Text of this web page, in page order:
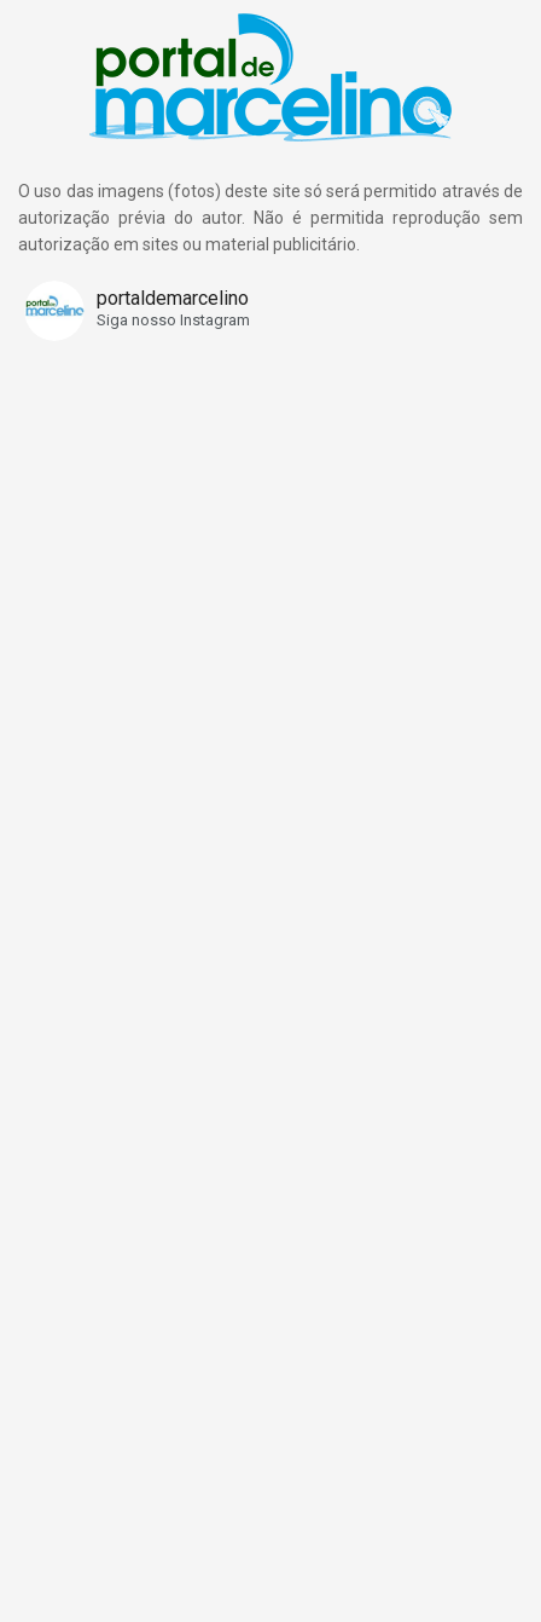
O uso das imagens (fotos) deste site só será permitido através de
autorização prévia do autor. Não é permitida reprodução sem
autorização em sites ou material publicitário.
portaldemarcelino
Siga nosso Instagram